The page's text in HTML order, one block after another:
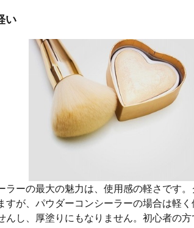
い
ラーの最大の魅力は、使用感の軽さです
すが、パウダーコンシーラーの場合は軽
んし、厚塗りにもなりません。初心者の